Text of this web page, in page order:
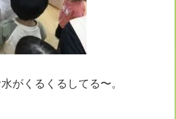
がくるくるしてる〜。